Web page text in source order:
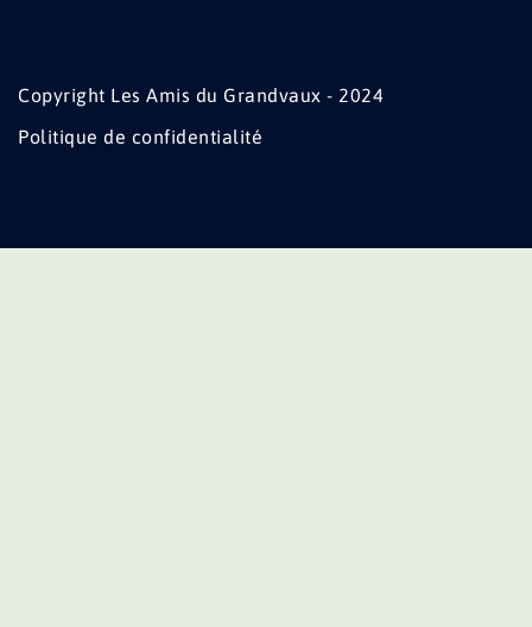
Copyright Les Amis du Grandvaux - 2024
Politique de confidentialité